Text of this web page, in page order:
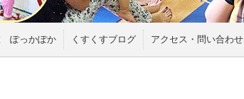
ぽっかぽか くすくすブログ アクセス・問い合わせ